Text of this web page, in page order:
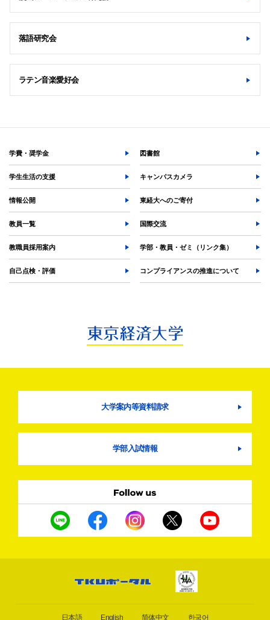
奨学金
落語研究会
ラテン音楽愛好会
学費・奨学金 図書館
学生生活の支援 キャンパスカメラ
情報公開 東経大へのご寄付
教員一覧 国際交流
教職員採用案内 学部・教員・ゼミ（リンク集）
自己点検・評価 コンプライアンスの推進について
大学案内等資料請求
学部入試情報
日本語 English 简体中文 한국어